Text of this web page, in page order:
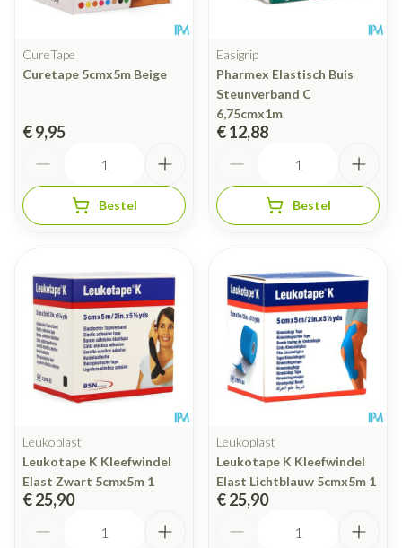
CureTape
Curetape 5cmx5m Beige
€ 9,95
Bestel
Easigrip
Pharmex Elastisch Buis
Steunverband C
6,75cmx1m
€ 12,88
Bestel
Leukoplast
Leukotape K Kleefwindel
Elast Zwart 5cmx5m 1
€ 25,90
Leukoplast
Leukotape K Kleefwindel
Elast Lichtblauw 5cmx5m 1
€ 25,90